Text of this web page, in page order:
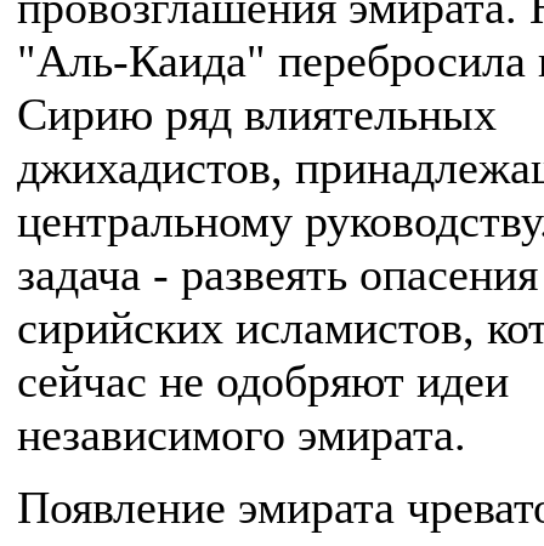
"Аль-Каида" перебросила
Сирию ряд влиятельных
джихадистов,
центральному
задача - развеять
сирийских исламистов,
сейчас не одобряют идеи
независимого эмирата.
Появление эмирата